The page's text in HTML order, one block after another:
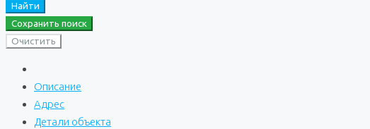
Найти
Сохранить поиск
Очистить
Описание
Адрес
Детали объекта